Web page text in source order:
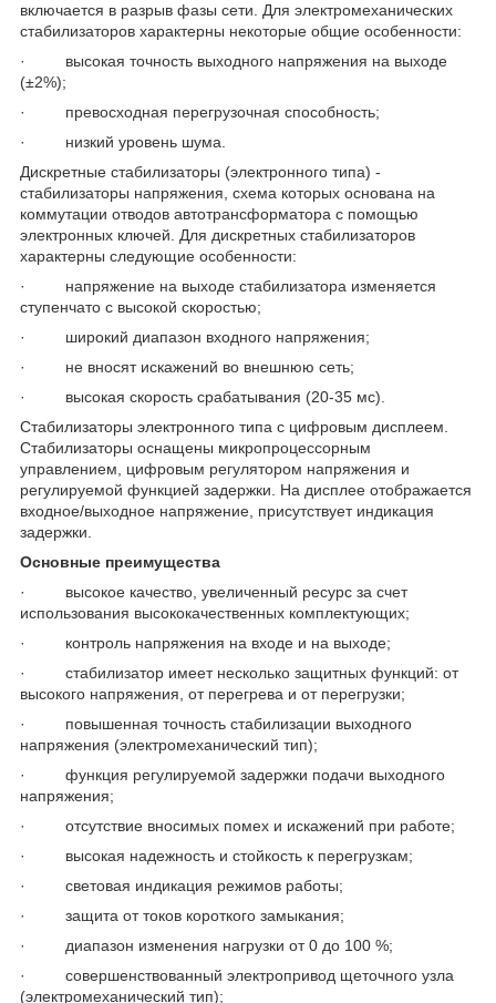
включается в разрыв фазы сети. Для электромеханических
стабилизаторов характерны некоторые общие особенности:
· высокая точность выходного напряжения на выходе
(±2%);
· превосходная перегрузочная способность;
· низкий уровень шума.
Дискретные стабилизаторы (электронного типа) -
стабилизаторы напряжения, схема которых основана на
коммутации отводов автотрансформатора с помощью
электронных ключей. Для дискретных стабилизаторов
характерны следующие особенности:
· напряжение на выходе стабилизатора изменяется
ступенчато с высокой скоростью;
· широкий диапазон входного напряжения;
· не вносят искажений во внешнюю сеть;
· высокая скорость срабатывания (20-35 мс).
Стабилизаторы электронного типа с цифровым дисплеем.
Стабилизаторы оснащены микропроцессорным
управлением, цифровым регулятором напряжения и
регулируемой функцией задержки. На дисплее отображается
входное/выходное напряжение, присутствует индикация
задержки.
Основные преимущества
· высокое качество, увеличенный ресурс за счет
использования высококачественных комплектующих;
· контроль напряжения на входе и на выходе;
· стабилизатор имеет несколько защитных функций: от
высокого напряжения, от перегрева и от перегрузки;
· повышенная точность стабилизации выходного
напряжения (электромеханический тип);
· функция регулируемой задержки подачи выходного
напряжения;
· отсутствие вносимых помех и искажений при работе;
· высокая надежность и стойкость к перегрузкам;
· световая индикация режимов работы;
· защита от токов короткого замыкания;
· диапазон изменения нагрузки от 0 до 100 %;
· совершенствованный электропривод щеточного узла
(электромеханический тип);